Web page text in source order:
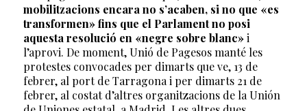
mobilitzacions encara no s’acaben, si no que «es
transformen» fins que el Parlament no posi
aquesta resolució en «negre sobre blanc»i
l’aprovi. De moment, Unió de Pagesos manté les
protestes convocades per dimarts que ve, 13 de
febrer, al port de Tarragona i per dimarts 21 de
febrer, al costat d’altres organitzacions de la Unión